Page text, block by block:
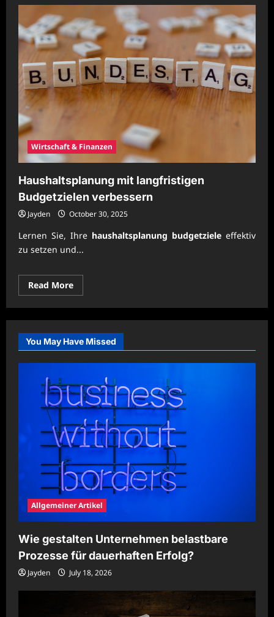
Finanzielle
Ziele
mit
klaren
Sparmodellen
erreichen
Wirtschaft & Finanzen
Haushaltsplanung mit langfristigen
Budgetzielen verbessern
Jayden October 30, 2025
Lernen Sie, Ihre haushaltsplanung budgetziele effektiv
zu setzen und...
Read MoreRead
more
Haushaltsplanung
mit
Budgetzielen
verbessern
You May Have Missed
Allgemeiner Artikel
Wie gestalten Unternehmen belastbare
Prozesse für dauerhaften Erfolg?
Jayden July 18, 2026